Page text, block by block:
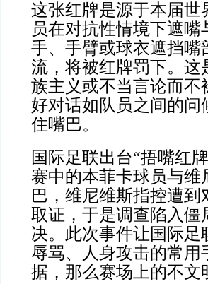
这张红牌是源于本届
员在对抗性情境下遮
手、手臂或球衣遮挡
流，将被红牌罚下。
族主义或不当言论而
好对话如队员之间的
住嘴巴。
国际足联出台“捂嘴红
赛中的本菲卡球员与
巴，维尼维斯指控遭
取证，于是调查陷入
决。此次事件让国际
辱骂、人身攻击的常
据，那么赛场上的不